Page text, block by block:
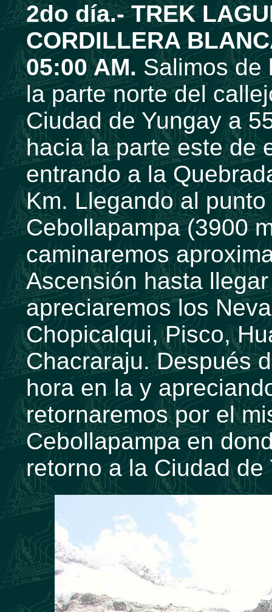
2do día.-TREK
CORDILLERA
05:00 AM. Salimos de
la parte norte del
Ciudad de Yungay a
hacia la parte este de
entrando a la
Km. Llegando al
Cebollapampa (3900
caminaremos
Ascensión hasta
apreciaremos los
Chopicalqui, Pisco,
Chacraraju. Después
hora en la y
retornaremos por el
Cebollapampa en
retorno a la Ciudad